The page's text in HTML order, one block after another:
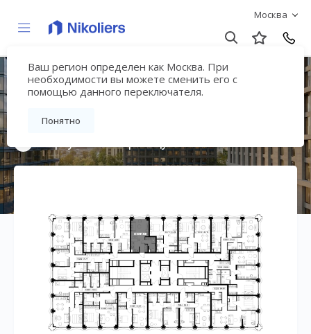
Москва
Ваш регион определен как Москва. При
необходимости вы можете сменить его с
помощью данного переключателя.
Понятно
Премиальный дом
«МИРА»